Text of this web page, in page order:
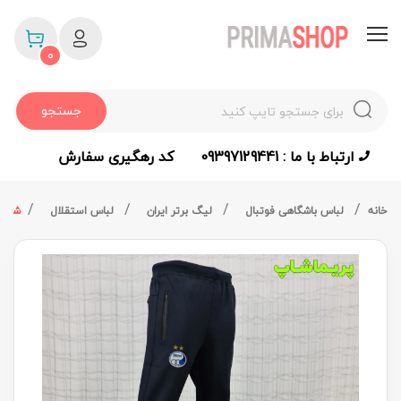
جستجو
0
ارتباط با ما : 09397129441 کد رهگیری سفارش
خانه لباس باشگاهی فوتبال لیگ برتر ایران لباس استقلال